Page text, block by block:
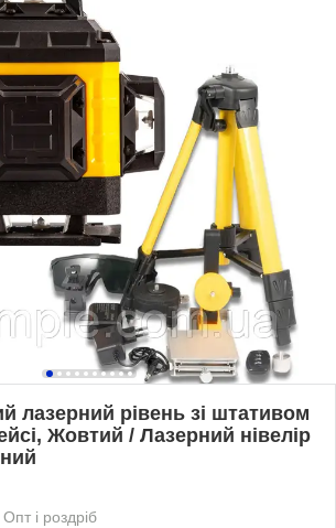
лазерний рівень зі штативом
Жовтий / Лазерний нівелір
Опт і роздріб